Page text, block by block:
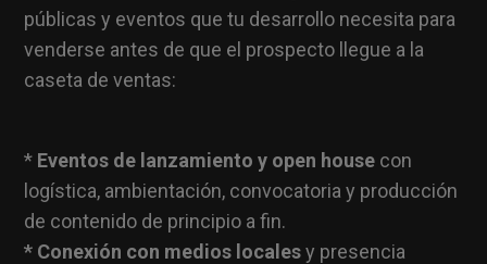
públicas y eventos que tu desarrollo necesita para
venderse antes de que el prospecto llegue a la
caseta de ventas:
* Eventos de lanzamiento y open house con
logística, ambientación, convocatoria y producción
de contenido de principio a fin.
* Conexión con medios localesy presencia